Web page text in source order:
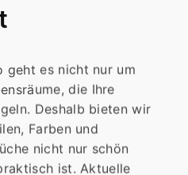
geht es nicht nur um
die Ihre
Deshalb bieten wir
Farben und
nicht nur schön
ist. Aktuelle